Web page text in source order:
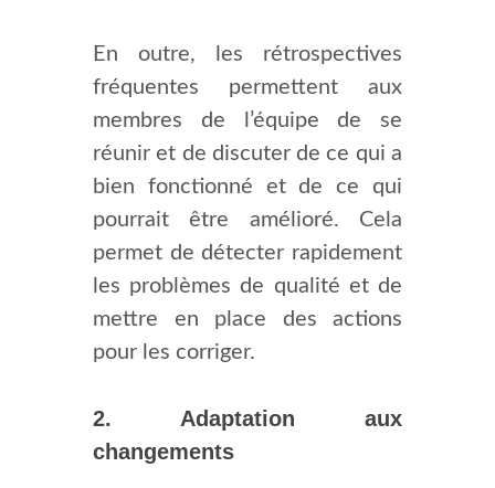
En outre, les rétrospectives
fréquentes permettent aux
membres de l’équipe de se
réunir et de discuter de ce qui a
bien fonctionné et de ce qui
pourrait être amélioré. Cela
permet de détecter rapidement
les problèmes de qualité et de
mettre en place des actions
pour les corriger.
2. Adaptation aux
changements